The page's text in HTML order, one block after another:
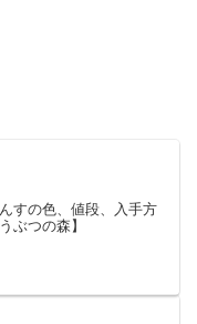
すの色、値段、入手方
ぶつの森】